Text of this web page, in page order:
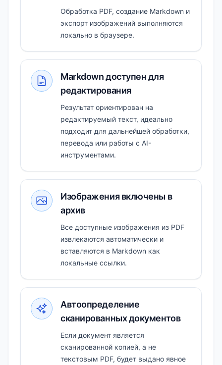
Обработка PDF, создание Markdown и
экспорт изображений выполняются
локально в браузере.
Markdown доступен для
редактирования
Результат ориентирован на
редактируемый текст, идеально
подходит для дальнейшей обработки,
перевода или работы с AI-
инструментами.
Изображения включены в
архив
Все доступные изображения из PDF
извлекаются автоматически и
вставляются в Markdown как
локальные ссылки.
Автоопределение
сканированных документов
Если документ является
сканированной копией, а не
текстовым PDF, будет выдано явное